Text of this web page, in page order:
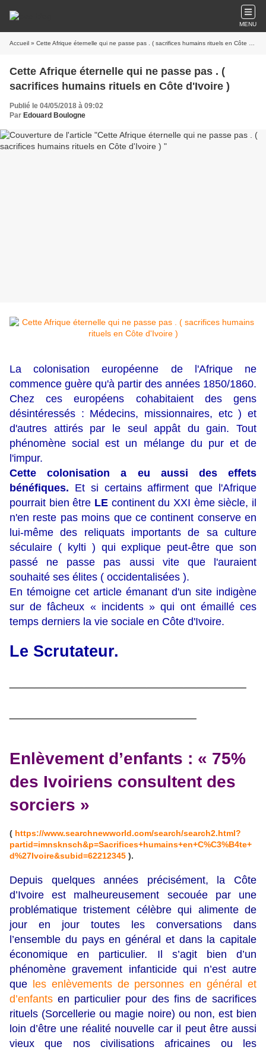
MENU
Accueil » Cette Afrique éternelle qui ne passe pas . ( sacrifices humains rituels en Côte d'Ivoire )
Cette Afrique éternelle qui ne passe pas . (
sacrifices humains rituels en Côte d'Ivoire )
Publié le 04/05/2018 à 09:02
Par Edouard Boulogne
La colonisation européenne de l'Afrique ne
commence guère qu'à partir des années 1850/1860.
Chez ces européens cohabitaient des gens
désintéressés : Médecins, missionnaires, etc ) et
d'autres attirés par le seul appât du gain. Tout
phénomène social est un mélange du pur et de
l'impur.
Cette colonisation a eu aussi des effets
bénéfiques. Et si certains affirment que l'Afrique
pourrait bien être LE continent du XXI ème siècle, il
n'en reste pas moins que ce continent conserve en
lui-même des reliquats importants de sa culture
séculaire ( kylti ) qui explique peut-être que son
passé ne passe pas aussi vite que l'auraient
souhaité ses élites ( occidentalisées ).
En témoigne cet article émanant d'un site indigène
sur de fâcheux « incidents » qui ont émaillé ces
temps derniers la vie sociale en Côte d'Ivoire.
Le Scrutateur.
Enlèvement d’enfants : « 75%
des Ivoiriens consultent des
sorciers »
( https://www.searchnewworld.com/search/search2.html?
partid=imnsknsch&p=Sacrifices+humains+en+C%C3%B4te+
d%27Ivoire&subid=62212345 ).
Depuis quelques années précisément, la Côte
d’Ivoire est malheureusement secouée par une
problématique tristement célèbre qui alimente de
jour en jour toutes les conversations dans
l’ensemble du pays en général et dans la capitale
économique en particulier. Il s’agit bien d’un
phénomène gravement infanticide qui n’est autre
que les enlèvements de personnes en général et
d’enfants en particulier pour des fins de sacrifices
rituels (Sorcellerie ou magie noire) ou non, est bien
loin d’être une réalité nouvelle car il peut être aussi
vieux que nos civilisations africaines ou les